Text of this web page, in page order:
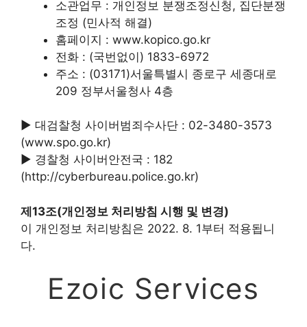
소관업무 : 개인정보 분쟁조정신청, 집단분쟁
조정 (민사적 해결)
홈페이지 : www.kopico.go.kr
전화 : (국번없이) 1833-6972
주소 : (03171)서울특별시 종로구 세종대로
209 정부서울청사 4층
▶ 대검찰청 사이버범죄수사단 : 02-3480-3573
(www.spo.go.kr)
▶ 경찰청 사이버안전국 : 182
(http://cyberbureau.police.go.kr)
제13조(개인정보 처리방침 시행 및 변경)
이 개인정보 처리방침은 2022. 8. 1부터 적용됩니
다.
Ezoic Services